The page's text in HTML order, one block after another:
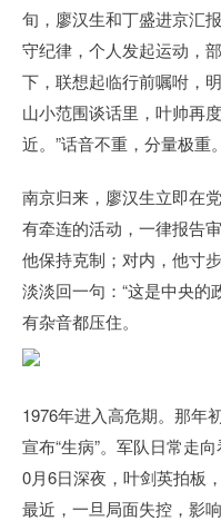
旬，廖汉生和丁盛进京汇
守纪律，个人发起运动，
下，联想起临行前嘱咐，
山小范围谈话里，叶帅再
近。”话音不重，分量极重。
南京归来，廖汉生立即在
有牵连的活动，一律报告
他保持克制；对内，他寸
淡淡回一句：“这是中央的
有杂音都压住。
1976年进入高危期。那年
宣布“生病”。军队日常走
0月6日深夜，叶剑英拍板
最近，一旦局面失控，影